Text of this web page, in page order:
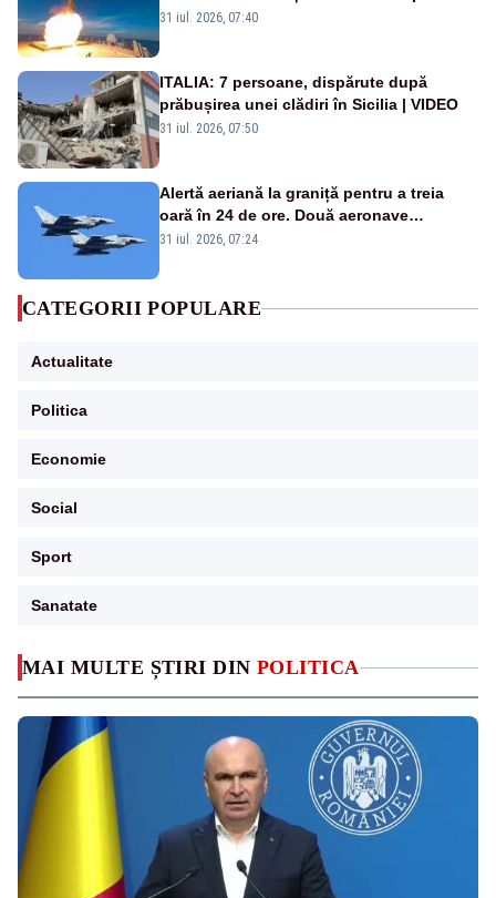
MAI MULTE ȘTIRI DIN POLITICA
americană, distrusă de o rachetă
31 iul. 2026, 07:40
ITALIA: 7 persoane, dispărute după
prăbușirea unei clădiri în Sicilia | VIDEO
31 iul. 2026, 07:50
Alertă aeriană la graniță pentru a treia
oară în 24 de ore. Două aeronave
Eurofighter britanice au fost ridicate de la
31 iul. 2026, 07:24
CATEGORII POPULARE
Actualitate
Politica
Economie
Social
Sport
Sanatate